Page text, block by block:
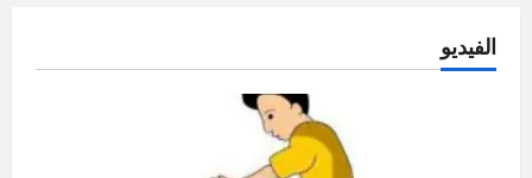
الفيديو